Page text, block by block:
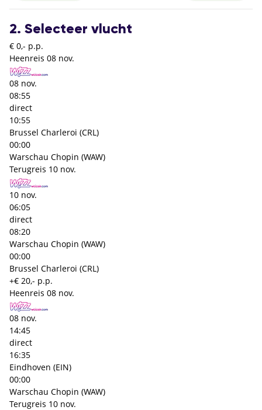
2. Selecteer vlucht
€ 0,- p.p.
Heenreis 08 nov.
08 nov.
08:55
direct
10:55
Brussel Charleroi (CRL)
00:00
Warschau Chopin (WAW)
Terugreis 10 nov.
10 nov.
06:05
direct
08:20
Warschau Chopin (WAW)
00:00
Brussel Charleroi (CRL)
+€ 20,- p.p.
Heenreis 08 nov.
08 nov.
14:45
direct
16:35
Eindhoven (EIN)
00:00
Warschau Chopin (WAW)
Terugreis 10 nov.